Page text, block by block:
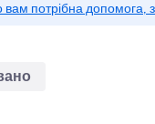
потрібна допомога,